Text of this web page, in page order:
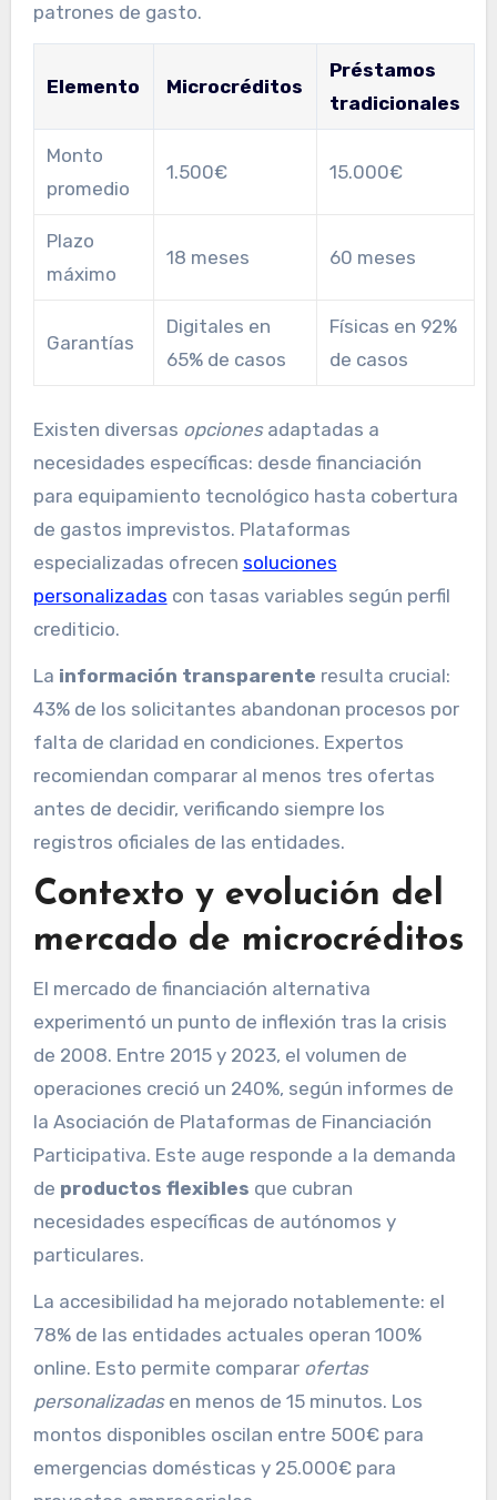
patrones de gasto.
Elemento Microcréditos
Préstamos
tradicionales
Monto
promedio
1.500€ 15.000€
Plazo
máximo
18 meses 60 meses
Garantías
Digitales en
65% de casos
Físicas en 92%
de casos
Existen diversas opcionesadaptadas a
necesidades específicas: desde financiación
para equipamiento tecnológico hasta cobertura
de gastos imprevistos. Plataformas
especializadas ofrecen soluciones
personalizadas con tasas variables según perfil
crediticio.
La información transparente resulta crucial:
43% de los solicitantes abandonan procesos por
falta de claridad en condiciones. Expertos
recomiendan comparar al menos tres ofertas
antes de decidir, verificando siempre los
registros oficiales de las entidades.
Contexto y evolución del
mercado de microcréditos
El mercado de financiación alternativa
experimentó un punto de inflexión tras la crisis
de 2008. Entre 2015 y 2023, el volumen de
operaciones creció un 240%, según informes de
la Asociación de Plataformas de Financiación
Participativa. Este auge responde a la demanda
de productos flexibles que cubran
necesidades específicas de autónomos y
particulares.
La accesibilidad ha mejorado notablemente: el
78% de las entidades actuales operan 100%
online. Esto permite comparar ofertas
personalizadasen menos de 15 minutos. Los
montos disponibles oscilan entre 500€ para
emergencias domésticas y 25.000€ para